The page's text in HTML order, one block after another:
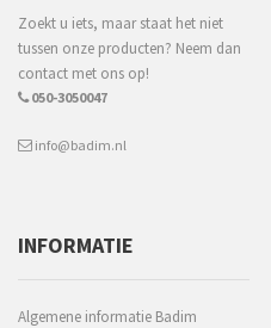
Zoekt u iets, maar staat het niet
tussen onze producten? Neem dan
contact met ons op!
050-3050047
info@badim.nl
INFORMATIE
Algemene informatie Badim